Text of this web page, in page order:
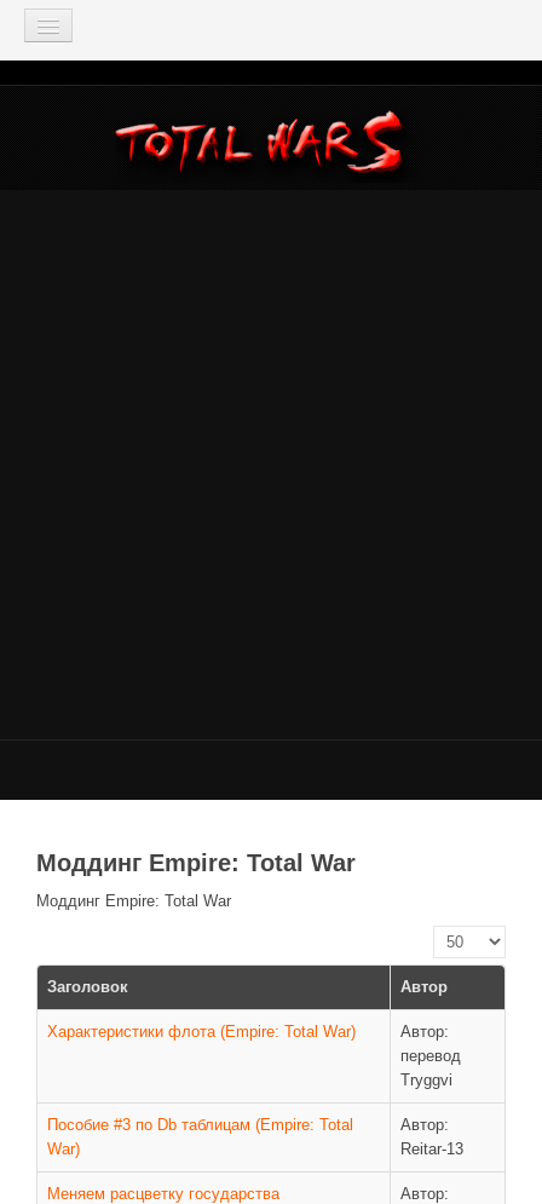
TOTAL WAR
Total War: Three Kingdoms
Total War: Warhammer
Моддинг Empire
Моддинг Napoleon
ДРУГИЕ ИГРЫ
Серия игр Mount and Blade
Вселенные Warhammer
Моддинг Empire: Total War
Моддинг Empire: Total War
Кол-во строк:
Заголовок Автор
Характеристики флота (Empire: Total War)
Автор:
перевод
Tryggvi
Пособие #3 по Db таблицам (Empire: Total
War)
Автор:
Reitar-13
Меняем расцветку государства
Автор: